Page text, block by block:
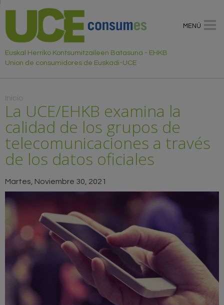
Euskal Herriko Kontsumitzaileen Batasuna - EHKB
Union de consumidores de Euskadi-UCE
Usted está aquí
Inicio
La UCE/EHKB examina la
calidad de los grupos de
telecomunicaciones a través
de los datos oficiales
Martes, Noviembre 30, 2021
MENÚ